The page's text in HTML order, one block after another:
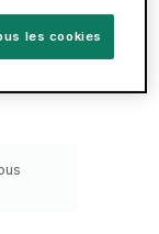
les cookies